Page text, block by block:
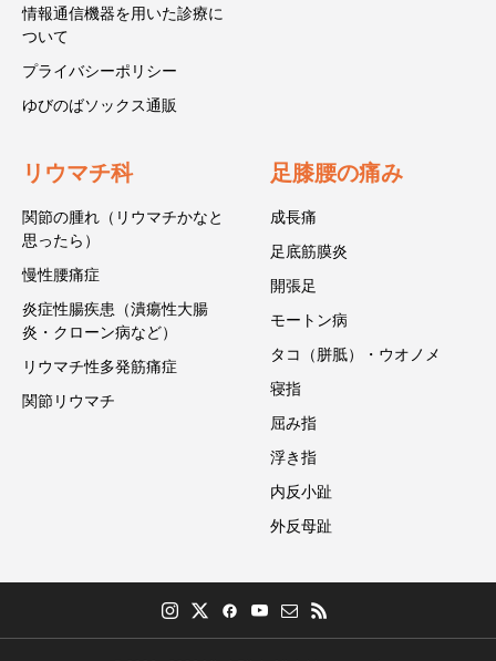
情報通信機器を用いた診療に
ついて
プライバシーポリシー
ゆびのばソックス通販
リウマチ科
関節の腫れ（リウマチかなと
思ったら）
慢性腰痛症
炎症性腸疾患（潰瘍性大腸
炎・クローン病など）
リウマチ性多発筋痛症
関節リウマチ
足膝腰の痛み
成長痛
足底筋膜炎
開張足
モートン病
タコ（胼胝）・ウオノメ
寝指
屈み指
浮き指
内反小趾
外反母趾